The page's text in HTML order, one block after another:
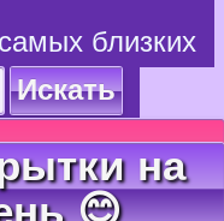
близких
Искать
на